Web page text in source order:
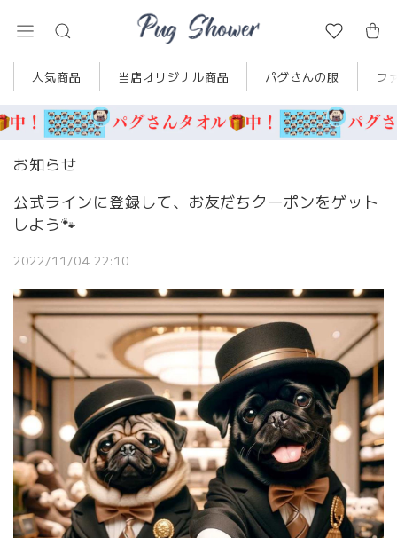
人気商品 当店オリジナル商品 パグさんの服 フ
お知らせ
公式ラインに登録して、お友だちクーポンをゲット
しよう🐾
2022/11/04 22:10